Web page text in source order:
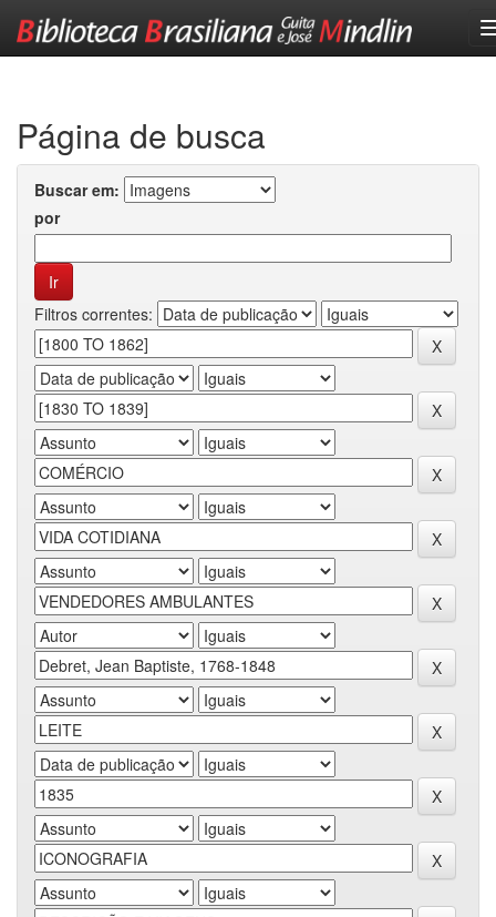
Página de busca
Buscar em:
por
Filtros correntes: